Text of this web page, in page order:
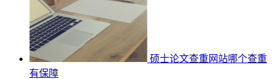
硕士论文查重网站哪个查重
有保障